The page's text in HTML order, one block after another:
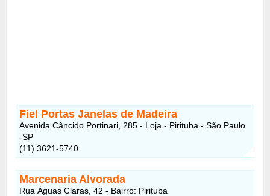
Fiel Portas Janelas de Madeira
Avenida Câncido Portinari, 285 - Loja - Pirituba - São Paulo
-SP
(11) 3621-5740
Marcenaria Alvorada
Rua Águas Claras, 42 - Bairro: Pirituba